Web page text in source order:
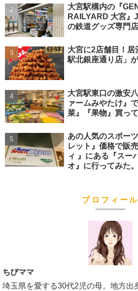
大宮駅構内の『
RAILYARD 大宮』
の鉄道グッズ専門
大宮に2店舗目！居
駅北銀座通り店」
大宮駅東口の激安
ァームみやたけ』
菜』『果物』買っ
あの人気のスポー
レット』価格で販
ィ 』にある『スー
オ』に行ってみた。
プロフィール
ちびママ
埼玉県を愛する30代2児の母。地方出